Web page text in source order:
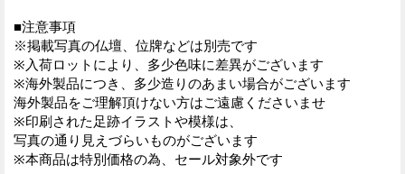
■注意事項
※掲載写真の仏壇、位牌などは別売です
※入荷ロットにより、多少色味に差異がございます
※海外製品につき、多少造りのあまい場合がございます
海外製品をご理解頂けない方はご遠慮くださいませ
※印刷された足跡イラストや模様は、
写真の通り見えづらいものがございます
※本商品は特別価格の為、セール対象外です